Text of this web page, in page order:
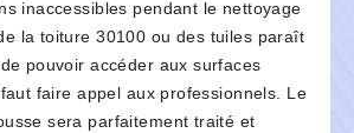
inaccessibles pendant le nettoyage
la toiture 30100 ou des tuiles paraît
pouvoir accéder aux surfaces
faire appel aux professionnels. Le
sera parfaitement traité et